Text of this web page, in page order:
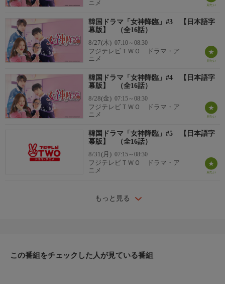
ニメ
韓国ドラマ「女神降臨」#3 【日本語字
幕版】 （全16話）
8/27(木) 07:10～08:30
フジテレビＴＷＯ ドラマ・ア
ニメ
韓国ドラマ「女神降臨」#4 【日本語字
幕版】 （全16話）
8/28(金) 07:15～08:30
フジテレビＴＷＯ ドラマ・ア
ニメ
韓国ドラマ「女神降臨」#5 【日本語字
幕版】 （全16話）
8/31(月) 07:15～08:30
フジテレビＴＷＯ ドラマ・ア
ニメ
もっと見る
この番組をチェックした人が見ている番組